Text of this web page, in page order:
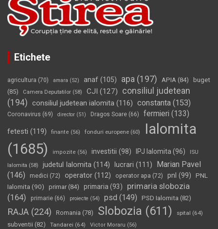
Etichete
agricultura (70) amara (52) anaf (105) apa (197) APIA (84)
buget
(85)
Camera Deputatilor (58) CJI (127)
consiliul judetean
(194) consiliul judetean ialomita (116) constanta (153)
Coronavirus (69) director (51) Dragos Soare (66) fermieri (133)
fetesti (119) finante (56) fonduri europene (60)
Ialomita
(1685)
impozite (56) investitii (98) IPJ Ialomita (96) ISU
Ialomita (58) judetul Ialomita (114) lucrari (111)
Marian Pavel
(146)
medici (72) operator (112) operator apa (72) pnl (99)
PNL
Ialomita (90) primar(84) primaria (93)
primaria slobozia
(164)
primarie (66) proiecte (54) psd (149) PSD Ialomita (82)
RAJA (224) Romania (78) Slobozia (611) spital (64)
subventii (82) Tandarei (64) Victor Moraru (56)